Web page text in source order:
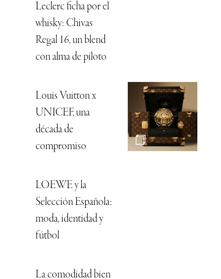
Leclerc ficha por el
whisky: Chivas
Regal 16, un blend
con alma de piloto
Louis Vuitton x
UNICEF, una
década de
compromiso
LOEWE y la
Selección Española:
moda, identidad y
fútbol
La comodidad bien